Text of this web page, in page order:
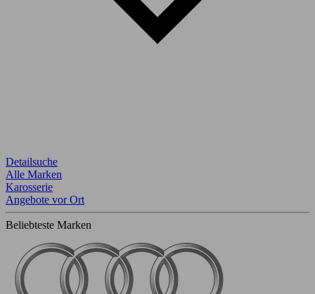
Detailsuche
Alle Marken
Karosserie
Angebote vor Ort
Beliebteste Marken